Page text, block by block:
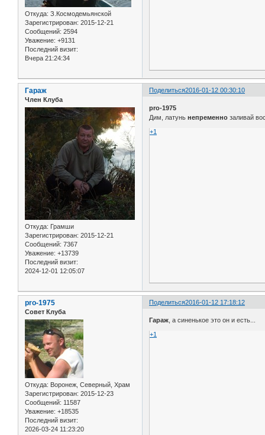
Откуда: З.Космодемьянской
Зарегистрирован: 2015-12-21
Сообщений: 2594
Уважение: +9131
Последний визит:
Вчера 21:24:34
Поделиться2016-01-12 00:30:10
Гараж
Член Клуба
Откуда: Грамши
Зарегистрирован: 2015-12-21
Сообщений: 7367
Уважение: +13739
Последний визит:
2024-12-01 12:05:07
pro-1975
Дим, латунь непременнозаливай
+1
Поделиться2016-01-12 17:18:12
pro-1975
Совет Клуба
Откуда: Воронеж, Северный, Храм
Зарегистрирован: 2015-12-23
Сообщений: 11587
Уважение: +18535
Последний визит:
2026-03-24 11:23:20
Гараж , а синенькое это он и есть...
+1